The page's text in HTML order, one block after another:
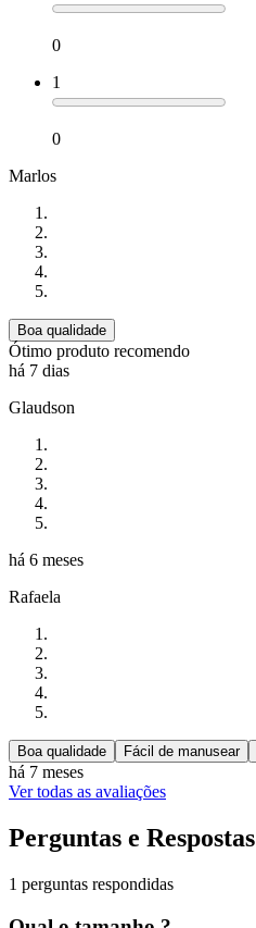
0
1
0
Marlos
Boa qualidade
Ótimo produto recomendo
há 7 dias
Glaudson
há 6 meses
Rafaela
Boa qualidade Fácil de manusear
há 7 meses
Ver todas as avaliações
Perguntas e Respostas
1 perguntas respondidas